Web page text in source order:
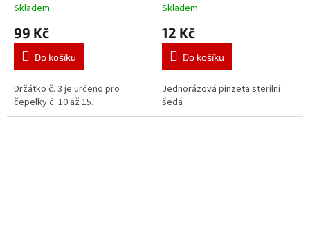
Skladem
99 Kč
Do košíku
Držátko č. 3 je určeno pro
čepelky č. 10 až 15.
Skladem
12 Kč
Do košíku
Jednorázová pinzeta sterilní
šedá